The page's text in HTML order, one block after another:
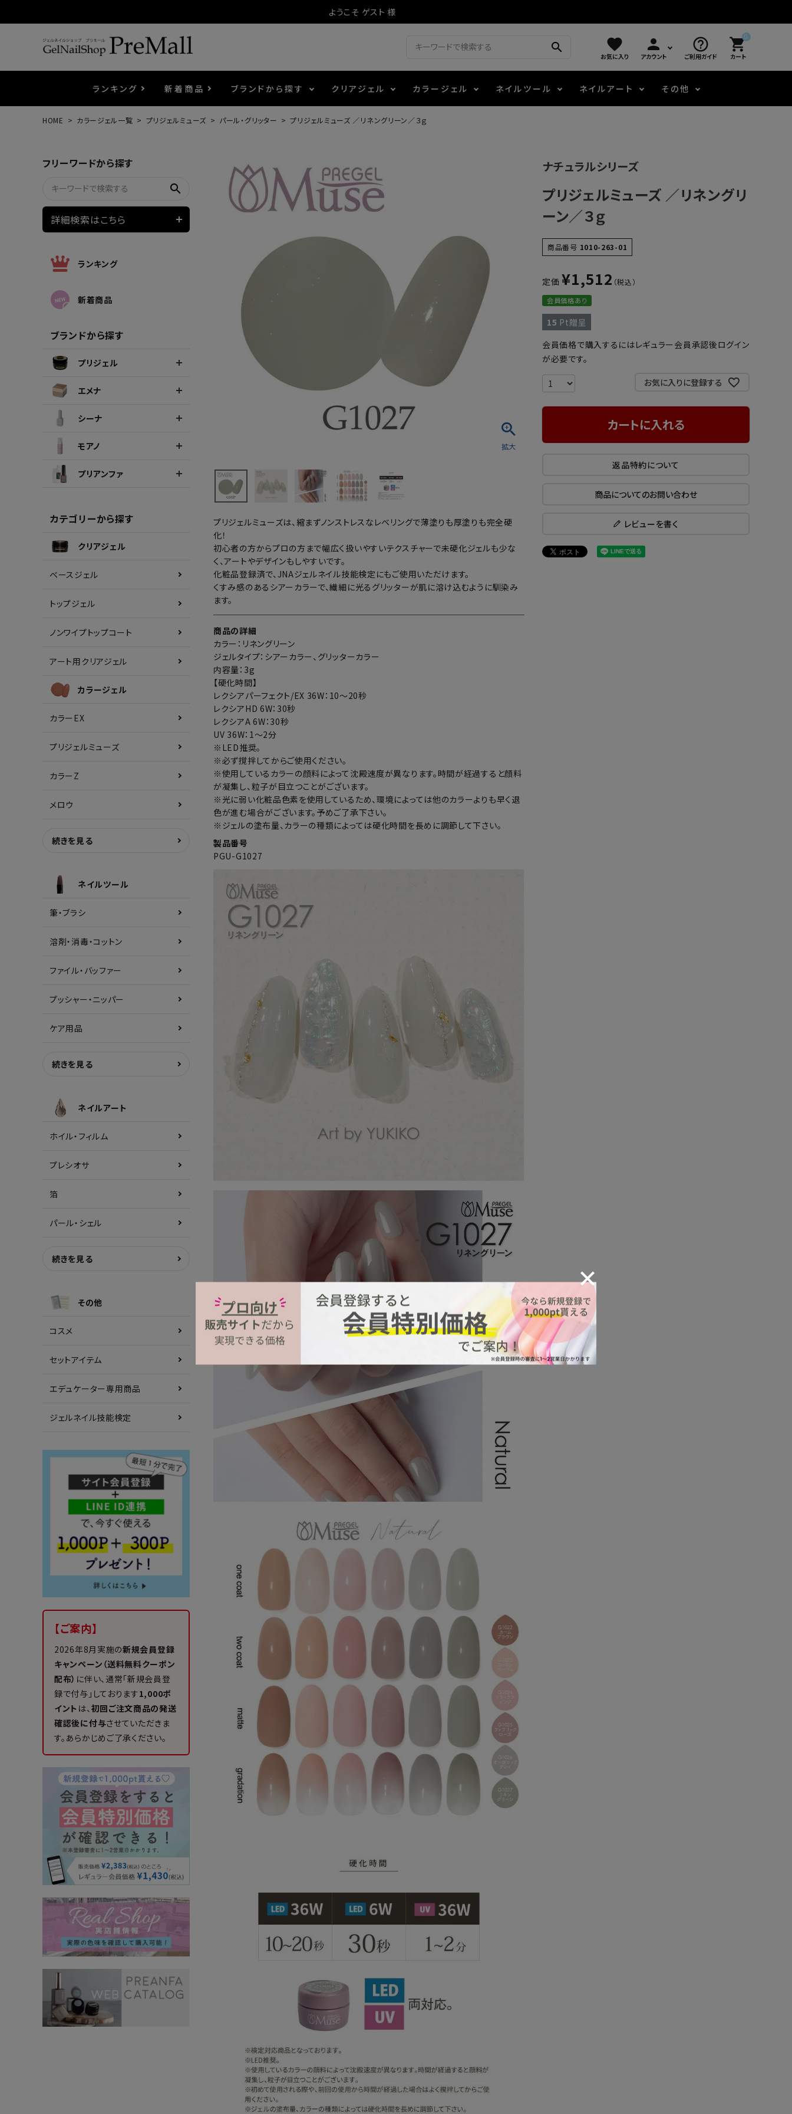
ようこそ ゲスト 様
search favorite
お気に入り
person
アカウント
help_outline
ご利用ガイド
0
shopping_cart
カート
ランキング 新着商品 ブランドから探す クリアジェル カラージェル
マグネティジェル アートインク
ウェービージェル 3Dクレイジェル ニュアンスジェル
ファージェル メタリックジェル エメナコラボジェル
ポリッシュ・マニキュア
ネイルツール
ピンセット・シザー・スパチュラ 容器・ポーチ
ネイルマシン LEDライト
ネイルアート
パウダー・フレーク その他
その他
HOME カラージェル一覧 プリジェルミューズ パール・グリッター プリジェルミューズ ／リネングリーン／３ｇ
フリーワードから探す
search
詳細検索はこちら
ランキング
新着商品
ブランドから探す
プリジェル
エメナ
シーナ
モアノ
プリアンファ
カテゴリーから探す
クリアジェル
ベースジェル
トップジェル
ノンワイプトップコート
アート用クリアジェル
カラージェル
カラーEX
プリジェルミューズ
カラーZ
メロウ
続きを見る
ネイルツール
筆・ブラシ
溶剤・消毒・コットン
ファイル・バッファー
プッシャー・ニッパー
ケア用品
続きを見る
ネイルアート
ホイル・フィルム
プレシオサ
箔
パール・シェル
続きを見る
その他
コスメ
セットアイテム
エデュケーター専用商品
ジェルネイル技能検定
【ご案内】
2026年8月実施の新規会員登録
キャンペーン（送料無料クーポン
配布） に伴い、通常「新規会員登
録で付与」しております1,000ポ
イント は、初回ご注文商品の発送
確認後に付与させていただきま
す。あらかじめご了承ください。
プリジェルミューズは、縮まずノンストレスなレベリングで薄塗りも厚塗りも完全硬
化！
初心者の方からプロの方まで幅広く扱いやすいテクスチャーで未硬化ジェルも少な
く、アートやデザインもしやすいです。
化粧品登録済で、JNAジェルネイル技能検定にもご使用いただけます。
くすみ感のあるシアーカラーで、繊細に光るグリッターが肌に溶け込むように馴染み
ます。
商品の詳細
カラー：リネングリーン
ジェルタイプ：シアーカラー、グリッターカラー
内容量：3g
【硬化時間】
レクシアパーフェクト/EX 36W：10～20秒
レクシアHD 6W：30秒
レクシアA 6W：30秒
UV 36W：1～2分
※LED推奨。
※必ず撹拌してからご使用ください。
※使用しているカラーの顔料によって沈殿速度が異なります。時間が経過すると顔料
が凝集し、粒子が目立つことがございます。
※光に弱い化粧品色素を使用しているため、環境によっては他のカラーよりも早く退
色が進む場合がございます。予めご了承下さい。
※ジェルの塗布量、カラーの種類によっては硬化時間を長めに調節して下さい。
製品番号
PGU-G1027
ナチュラルシリーズ
プリジェルミューズ ／リネングリ
ーン／３ｇ
商品番号 1010-263-01
定価 ¥1,512
会員価格あり
15 Pt贈呈
会員価格で購入するにはレギュラー会員承認後ログイン
が必要です。
お気に入りに登録する
カートに入れる
返品特約について
商品についてのお問い合わせ
レビューを書く